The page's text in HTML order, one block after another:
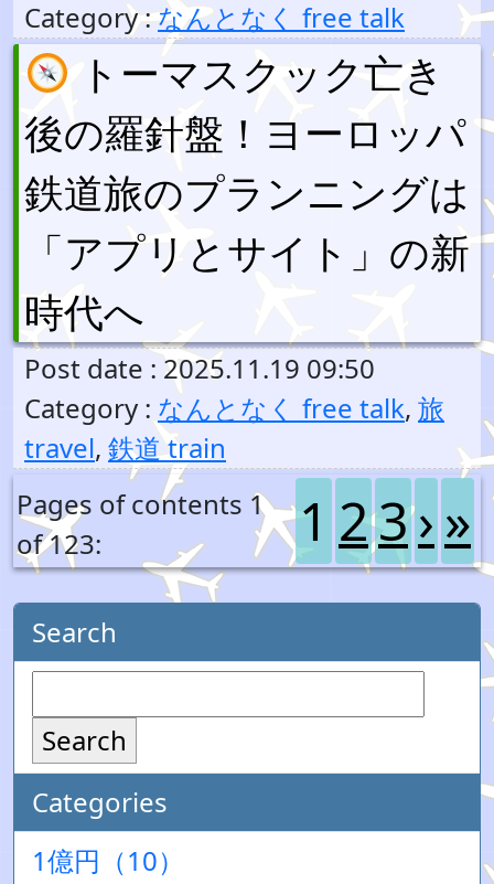
Category : なんとなく free talk
トーマスクック亡き
後の羅針盤！ヨーロッパ
鉄道旅のプランニングは
「アプリとサイト」の新
時代へ
Post date : 2025.11.19 09:50
Category : なんとなく free talk, 旅
travel, 鉄道 train
Pages of contents 1
of 123:
1 2 3 › »
Search
Search
Categories
1億円（10）